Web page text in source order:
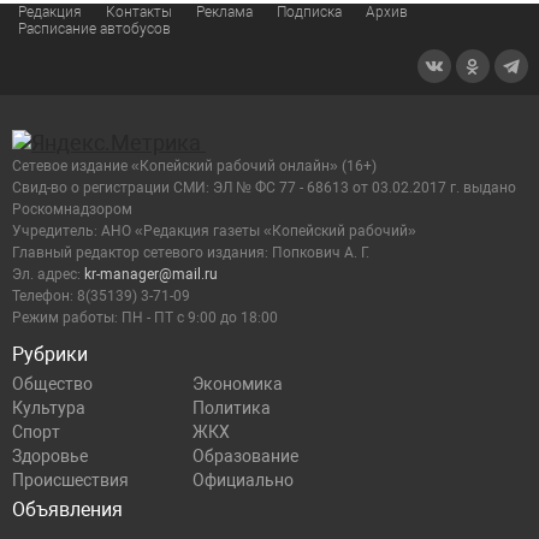
Редакция Контакты Реклама Подписка
Архив
Расписание автобусов
Рубрики
Общество
Экономика
Культура
Политика
Спорт
ЖКХ
Здоровье
Образование
Происшествия
Официально
Объявления
Сетевое издание «Копейский рабочий онлайн» (16+)
Cвид-во о регистрации СМИ: ЭЛ № ФС 77 - 68613 от 03.02.2017 г. выдано
Роскомнадзором
Учредитель: АНО «Редакция газеты «Копейский рабочий»
Главный редактор сетевого издания: Попкович А. Г.
Эл. адрес: kr-manager@mail.ru
Телефон: 8(35139) 3-71-09
Режим работы: ПН - ПТ с 9:00 до 18:00